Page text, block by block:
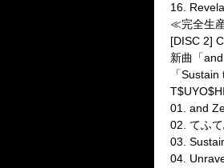
16.
≪完全生
[DISC 2]
新曲「
「
01. and
02. てふ
03.
04.